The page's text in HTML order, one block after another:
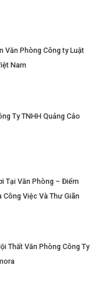
Văn Phòng Công ty Luật
Nam
Ty TNHH Quảng Cáo
Tại Văn Phòng – Điểm
Công Việc Và Thư Giãn
Thất Văn Phòng Công Ty